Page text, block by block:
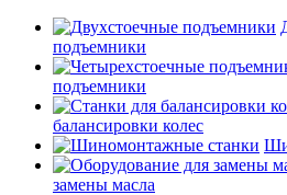
подъемники
подъемники
балансировки колес
замены масла